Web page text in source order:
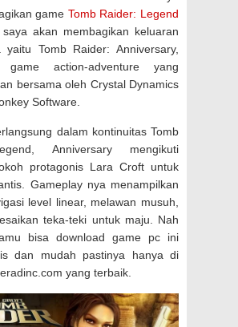
game Tomb Raider: Legend
akan membagikan keluaran
yaitu Tomb Raider: Anniversary,
game action-adventure yang
bersama oleh Crystal Dynamics
Software.
dalam kontinuitas Tomb
Anniversary mengikuti
protagonis Lara Croft untuk
Gameplay nya menampilkan
level linear, melawan musuh,
teka-teki untuk maju. Nah
bisa download game pc ini
dan mudah pastinya hanya di
yang terbaik.